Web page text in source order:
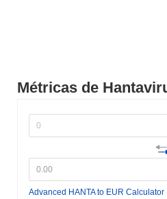
Métricas de
Advanced HANTA to EUR Calculator
acción del precio de HANTA en